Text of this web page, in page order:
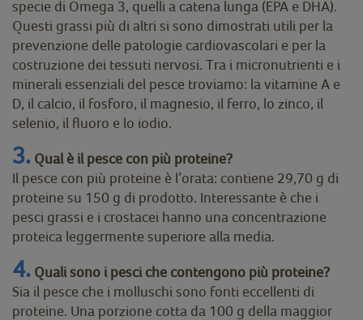
specie di Omega 3, quelli a catena lunga (EPA e DHA).
Questi grassi più di altri si sono dimostrati utili per la
prevenzione delle patologie cardiovascolari e per la
costruzione dei tessuti nervosi. Tra i micronutrienti e i
minerali essenziali del pesce troviamo: la vitamine A e
D, il calcio, il fosforo, il magnesio, il ferro, lo zinco, il
selenio, il fluoro e lo iodio.
3. Qual è il pesce con più proteine?
Il pesce con più proteine è l’orata: contiene 29,70 g di
proteine su 150 g di prodotto. Interessante è che i
pesci grassi e i crostacei hanno una concentrazione
proteica leggermente superiore alla media.
4. Quali sono i pesci che contengono più proteine?
Sia il pesce che i molluschi sono fonti eccellenti di
proteine. Una porzione cotta da 100 g della maggior